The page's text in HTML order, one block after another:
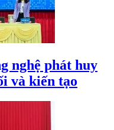
nghệ phát huy
và kiến tạo